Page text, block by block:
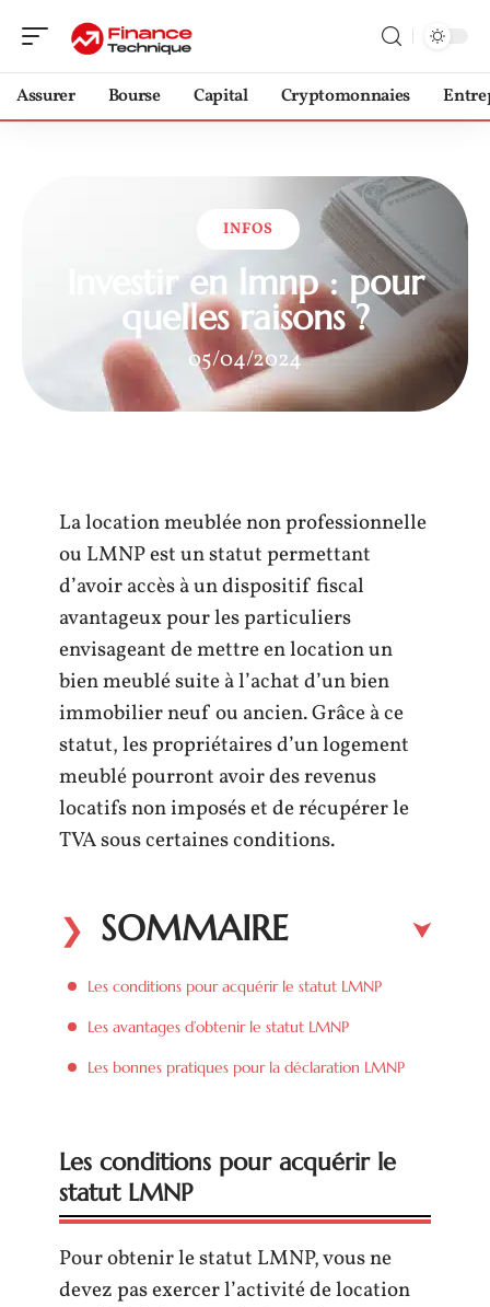
Assurer Bourse Capital Cryptomonnaies
INFOS
Investir en lmnp : pour
quelles raisons ?
05/04/2024
La location meublée non professionnelle
ou LMNP est un statut permettant
d’avoir accès à un dispositif fiscal
avantageux pour les particuliers
envisageant de mettre en location un
bien meublé suite à l’achat d’un bien
immobilier neuf ou ancien. Grâce à ce
statut, les propriétaires d’un logement
meublé pourront avoir des revenus
locatifs non imposés et de récupérer le
TVA sous certaines conditions.
SOMMAIRE
Les conditions pour acquérir le statut LMNP
Les avantages d’obtenir le statut LMNP
Les bonnes pratiques pour la déclaration LMNP
Les conditions pour acquérir le
statut LMNP
Pour obtenir le statut LMNP, vous ne
devez pas exercer l’activité de location